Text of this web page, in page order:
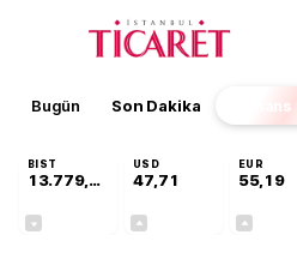
Bugün Son Dakika Finans
BIST
13.779,39
USD
47,71
EUR
55,19